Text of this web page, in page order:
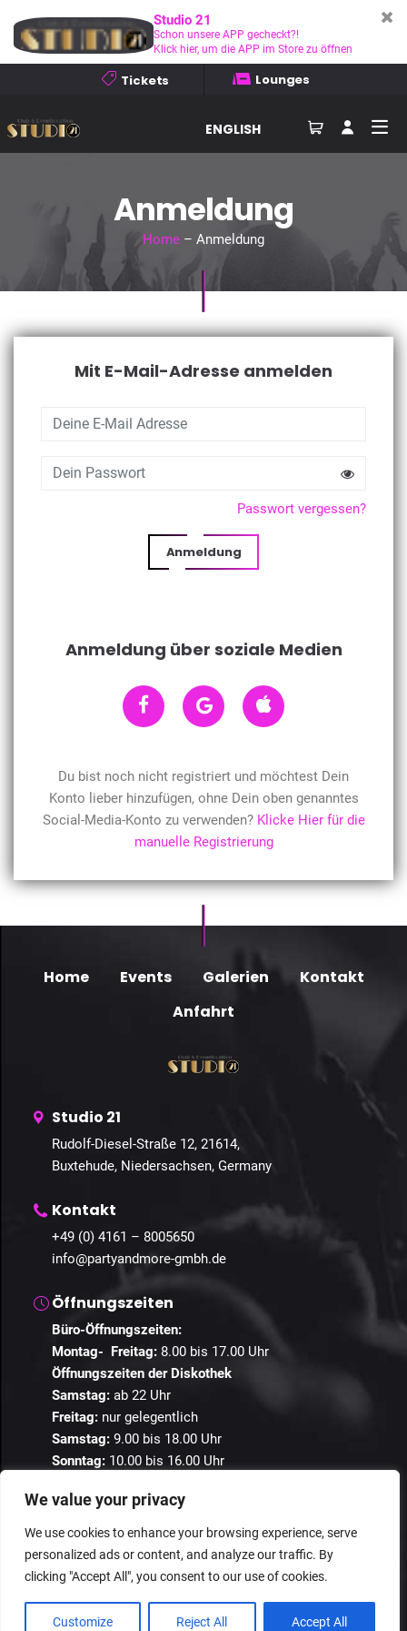
We value your privacy
We use cookies to enhance your browsing experience, serve
personalized ads or content, and analyze our traffic. By
clicking "Accept All", you consent to our use of cookies.
Customize Reject All Accept All
Tickets Lounges
ENGLISH
Anmeldung
Home– Anmeldung
Mit E-Mail-Adresse anmelden
Passwort vergessen?
Anmeldung
Anmeldung über soziale Medien
Du bist noch nicht registriert und möchtest Dein
Konto lieber hinzufügen, ohne Dein oben genanntes
Social-Media-Konto zu verwenden? Klicke Hier für die
manuelle Registrierung
Home Events Galerien
Kontakt
Anfahrt
Studio 21
Rudolf-Diesel-Straße 12, 21614,
Buxtehude, Niedersachsen, Germany
Kontakt
+49 (0) 4161 – 8005650
info@partyandmore-gmbh.de
Öffnungszeiten
Büro-Öffnungszeiten:
Montag- Freitag: 8.00 bis 17.00 Uhr
Öffnungszeiten der Diskothek
Samstag: ab 22 Uhr
Freitag: nur gelegentlich
Samstag: 9.00 bis 18.00 Uhr
Sonntag: 10.00 bis 16.00 Uhr
© 2024 Guestastic. Alle Rechte vorbehalten.
Datenschutz Geschäftsbedingungen
Studio 21
Schon unsere APP gecheckt?!
Klick hier, um die APP im Store zu öffnen